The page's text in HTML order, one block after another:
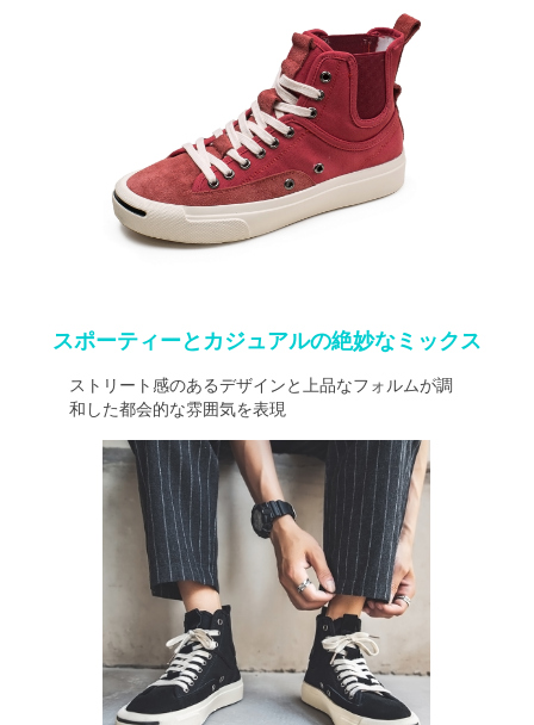
スポーティーとカジュアルの絶妙なミックス
ストリート感のあるデザインと上品なフォルムが調
和した都会的な雰囲気を表現